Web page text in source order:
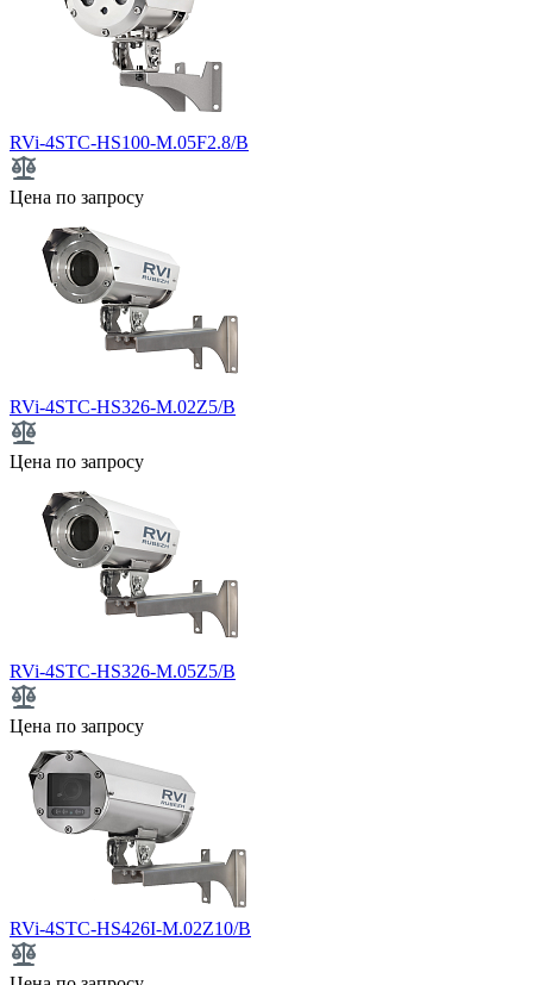
RVi-4STC-HS100-M.05F2.8/B
Цена по запросу
RVi-4STC-HS326-M.02Z5/B
Цена по запросу
RVi-4STC-HS326-M.05Z5/B
Цена по запросу
RVi-4STC-HS426I-M.02Z10/B